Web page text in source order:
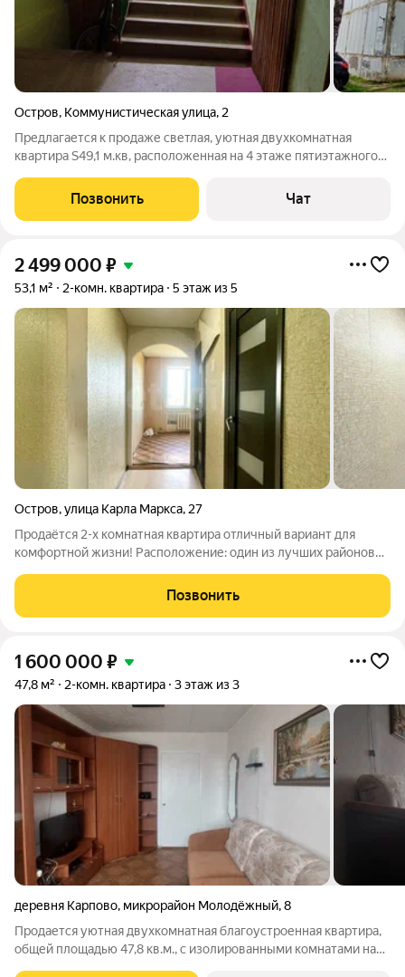
Остров, Коммунистическая улица, 2
Предлагается к продаже светлая, уютная двухкомнатная
квартира S49,1 м.кв, расположенная на 4 этаже пятиэтажного
(11,5+16,5) м.кв., изолированы, кухня 7,2 м.кв. с встроенной
мебелью, два балкона с
Позвонить Чат
2 499 000 ₽
53,1 м² 2-комн. квартира 5 этаж из 5
Остров,улица Карла Маркса, 27
Продаётся 2-х комнатная квартира отличный вариант для
комфортной жизни! Расположение: один из лучших районов
пункты выдачи заказов Wildberries и Ozon, детские сады,
школы, поликлиника и
Позвонить
1 600 000 ₽
47,8 м² 2-комн. квартира 3 этаж из 3
деревня Карпово, микрорайон Молодёжный,8
Продается уютная двухкомнатная благоустроенная квартира,
общей площадью 47,8 кв.м., с изолированными комнатами на